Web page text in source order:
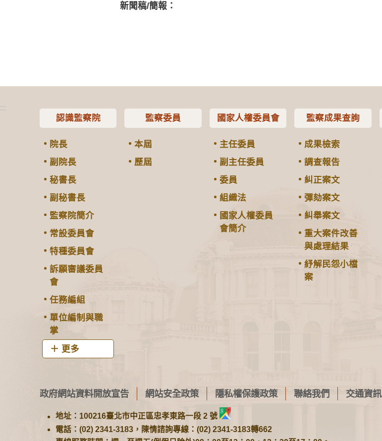
新聞稿/簡報：
:::
認識監察院
院長
副院長
秘書長
副秘書長
監察院簡介
常設委員會
特種委員會
訴願審議委員
會
任務編組
單位編制與職
掌
更多
監察委員
本屆
歷屆
國家人權委員會
主任委員
副主任委員
委員
組織法
國家人權委員
會簡介
監察成果查詢
成果檢索
調查報告
糾正案文
彈劾案文
糾舉案文
重大案件改善
與處理結果
紓解民怨小檔
案
政府網站資料開放宣告 網站安全政策 隱私權保護政策 聯絡我們 交通資訊
地址：100216臺北市中正區忠孝東路一段 2 號
電話：(02) 2341-3183，陳情諮詢專線：(02) 2341-3183轉662